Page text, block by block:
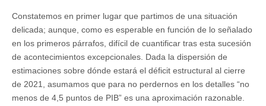
Constatemos en primer lugar que partimos de una situación
delicada; aunque, como es esperable en función de lo señalado
en los primeros párrafos, difícil de cuantificar tras esta sucesión
de acontecimientos excepcionales. Dada la dispersión de
estimaciones sobre dónde estará el déficit estructural al cierre
de 2021, asumamos que para no perdernos en los detalles “no
menos de 4,5 puntos de PIB” es una aproximación razonable.